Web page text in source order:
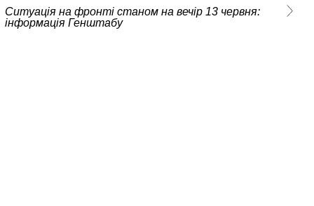
Ситуація на фронті станом на вечір 13 червня:
інформація Генштабу